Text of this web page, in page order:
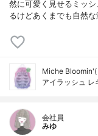
然に可愛く見せるミッ
るけどあくまでも自然
Miche Bloomin'(
アイラッシュ レ
会社員
みゆ